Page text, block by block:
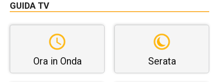
GUIDA TV
Ora in Onda Serata